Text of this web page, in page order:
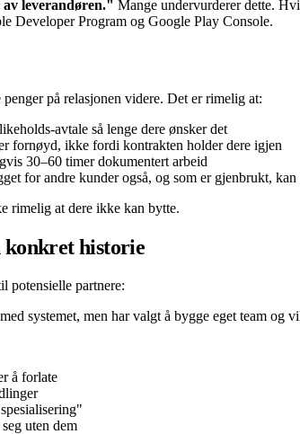
leverandøren." Mange undervurderer dette.
Developer Program og Google Play Console.
på relasjonen videre. Det er rimelig at:
avtale så lenge dere ønsker det
fornøyd, ikke fordi kontrakten holder dere igjen
30–60 timer dokumentert arbeid
for andre kunder også, og som er gjenbrukt, kan
rimelig at dere ikke kan bytte.
konkret historie
potensielle partnere:
systemet, men har valgt å bygge eget team
å forlate
uten dem